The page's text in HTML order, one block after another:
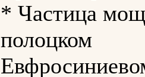
* Частица
полоцком